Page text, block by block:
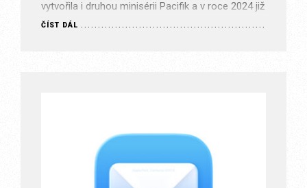
vytvořila i druhou minisérii Pacifik a v roce 2024 již
pod…
ČÍST DÁL